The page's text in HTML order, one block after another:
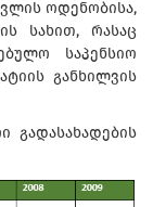
ოდენობისა,
სახით, რასაც
საპენსიო
განხილვის
გადასახადების